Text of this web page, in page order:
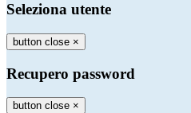
Seleziona utente
button close ×
Recupero password
button close ×